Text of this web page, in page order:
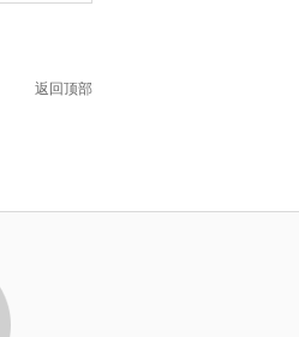
返回顶部